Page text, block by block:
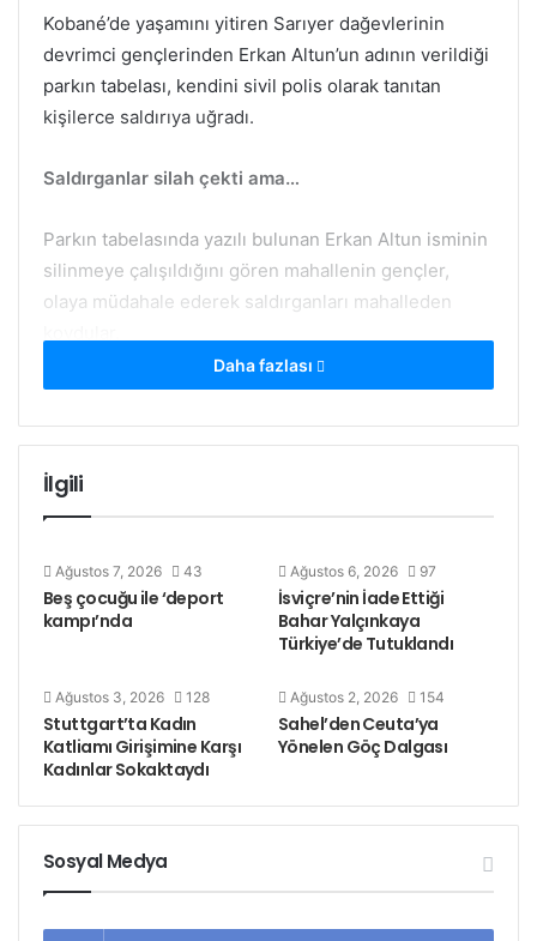
Kobané’de yaşamını yitiren Sarıyer dağevlerinin
devrimci gençlerinden Erkan Altun’un adının verildiği
parkın tabelası, kendini sivil polis olarak tanıtan
kişilerce saldırıya uğradı.
Saldırganlar silah çekti ama…
Parkın tabelasında yazılı bulunan Erkan Altun isminin
silinmeye çalışıldığını gören mahallenin gençler,
olaya müdahale ederek saldırganları mahalleden
Aynı mahallede daha öncede referandum sürecine
dair asılan #Hayır pankartlarına saldırı olmuş ve
Daha fazlası
İlgili
Ağustos 7, 2026 43
Beş çocuğu ile ‘deport
kampı’nda
Ağustos 6, 2026 97
İsviçre’nin İade Ettiği
Bahar Yalçınkaya
Türkiye’de Tutuklandı
Ağustos 3, 2026 128
Stuttgart’ta Kadın
Katliamı Girişimine Karşı
Kadınlar Sokaktaydı
Ağustos 2, 2026 154
Sahel’den Ceuta’ya
Yönelen Göç Dalgası
Sosyal Medya